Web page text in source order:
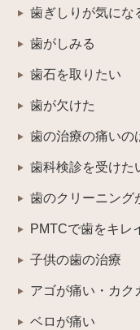
歯ぎしりが気にな
歯がしみる
歯石を取りたい
歯が欠けた
歯の治療の痛いの
歯科検診を受けた
歯のクリーニング
PMTCで歯をキレ
子供の歯の治療
アゴが痛い・カク
ベロが痛い